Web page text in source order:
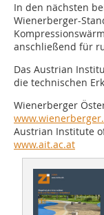
In den nächsten
Wienerberger-
anschließend für
Das Austrian
die technischen
Wienerberger
Austrian Institute
www.ait.ac.at